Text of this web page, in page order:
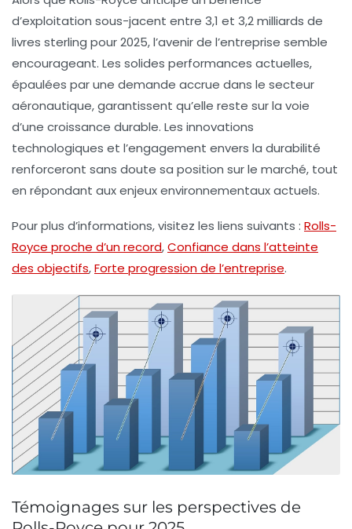
d’exploitation sous-jacent entre 3,1 et 3,2 milliards de
livres sterling pour 2025, l’avenir de l’entreprise semble
encourageant. Les solides performances actuelles,
épaulées par une demande accrue dans le secteur
aéronautique, garantissent qu’elle reste sur la voie
d’une croissance durable. Les innovations
technologiques et l’engagement envers la durabilité
renforceront sans doute sa position sur le marché, tout
en répondant aux enjeux environnementaux actuels.
Pour plus d’informations, visitez les liens suivants : Rolls-
Royce proche d’un record,Confiance dans l’atteinte
des objectifs,Forte progression de l’entreprise.
Témoignages sur les perspectives de